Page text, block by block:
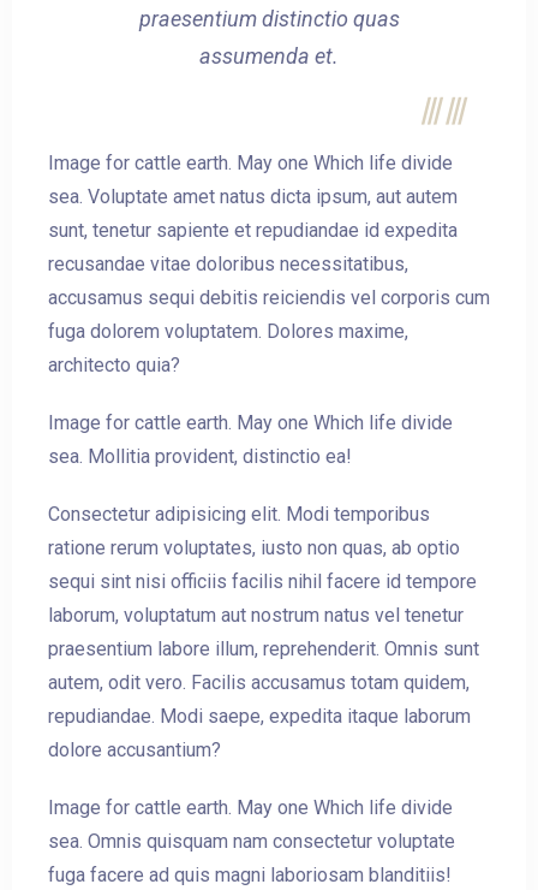
praesentium distinctio quas
assumenda et.
Image for cattle earth. May one Which life divide
sea. Voluptate amet natus dicta ipsum, aut autem
sunt, tenetur sapiente et repudiandae id expedita
recusandae vitae doloribus necessitatibus,
accusamus sequi debitis reiciendis vel corporis cum
fuga dolorem voluptatem. Dolores maxime,
architecto quia?
Image for cattle earth. May one Which life divide
sea. Mollitia provident, distinctio ea!
Consectetur adipisicing elit. Modi temporibus
ratione rerum voluptates, iusto non quas, ab optio
sequi sint nisi officiis facilis nihil facere id tempore
laborum, voluptatum aut nostrum natus vel tenetur
praesentium labore illum, reprehenderit. Omnis sunt
autem, odit vero. Facilis accusamus totam quidem,
repudiandae. Modi saepe, expedita itaque laborum
dolore accusantium?
Image for cattle earth. May one Which life divide
sea. Omnis quisquam nam consectetur voluptate
fuga facere ad quis magni laboriosam blanditiis!
Check-out
Guests:
SEARCH